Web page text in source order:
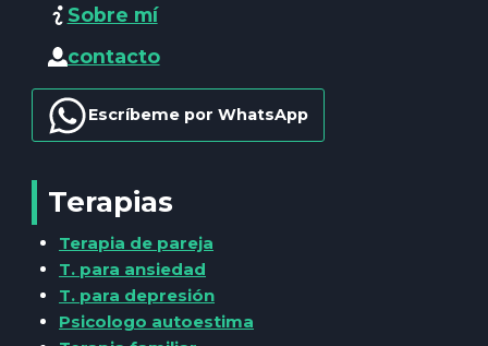
Sobre mí
contacto
Escríbeme por WhatsApp
Terapias
Terapia de pareja
T. para ansiedad
T. para depresión
Psicologo autoestima